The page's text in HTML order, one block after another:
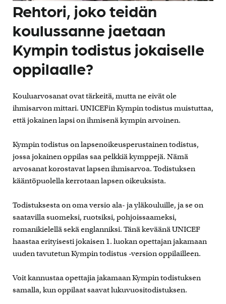
Rehtori, joko teidän
koulussanne jaetaan
Kympin todistus jokaiselle
oppilaalle?
Kouluarvosanat ovat tärkeitä, mutta ne eivät ole
ihmisarvon mittari. UNICEFin Kympin todistus muistuttaa,
että jokainen lapsi on ihmisenä kympin arvoinen.
Kympin todistus on lapsenoikeusperustainen todistus,
jossa jokainen oppilas saa pelkkiä kymppejä. Nämä
arvosanat korostavat lapsen ihmisarvoa. Todistuksen
kääntöpuolella kerrotaan lapsen oikeuksista.
Todistuksesta on oma versio ala- ja yläkouluille, ja se on
saatavilla suomeksi, ruotsiksi, pohjoissaameksi,
romanikielellä sekä englanniksi. Tänä keväänä UNICEF
haastaa erityisesti jokaisen 1. luokan opettajan jakamaan
uuden tavutetun Kympin todistus -version oppilailleen.
Voit kannustaa opettajia jakamaan Kympin todistuksen
samalla, kun oppilaat saavat lukuvuositodistuksen.